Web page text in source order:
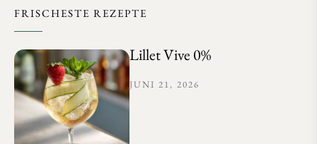
FRISCHESTE REZEPTE
Lillet Vive 0%
JUNI 21, 2026